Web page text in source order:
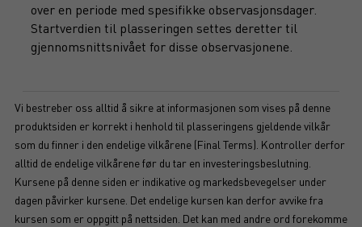
over en periode med spesifikke observasjonsdager.
Startverdien til plasseringen settes deretter til
gjennomsnittsnivået for disse observasjonene.
Vi bestreber oss alltid å sikre at informasjonen som vises på denne
produktsiden er korrekt i henhold til plasseringens gjeldende vilkår
som du finner i den endelige vilkårene (Final Terms). Kontroller derfor
alltid de endelige vilkårene før du tar en investeringsbeslutning.
Kursene på denne siden er indikative og markedsbevegelser under
dagen påvirker kursene. Det endelige kursen kan derfor avvike fra
kursen som er oppgitt på nettsiden. Det kan med andre ord forekomme